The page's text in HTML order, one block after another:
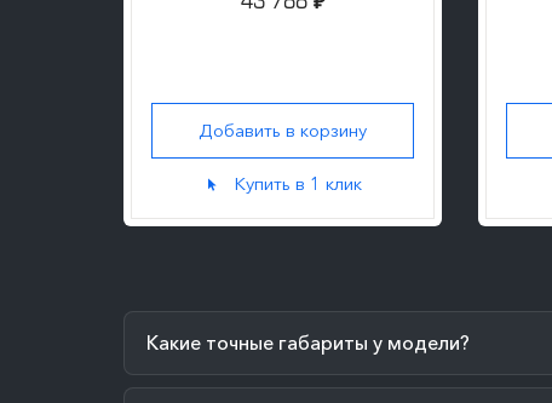
43 788 ₽
Добавить в корзину
Купить в 1 клик
Какие точные габариты у модели?